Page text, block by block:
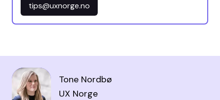
tips@uxnorge.no
Tone Nordbø
UX Norge